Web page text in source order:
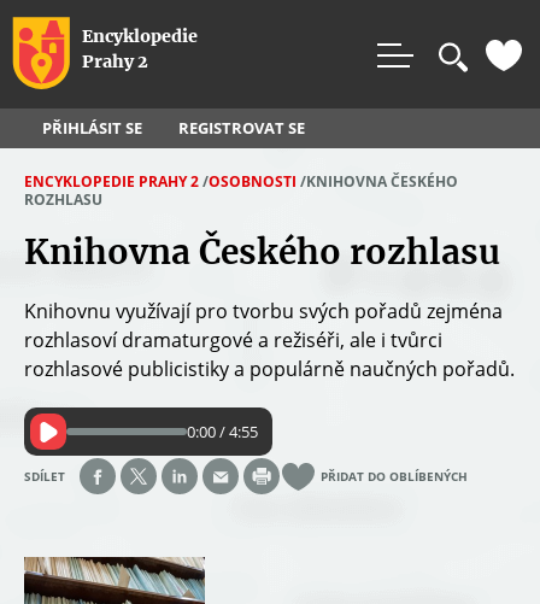
Encyklopedie
Prahy 2
PŘIHLÁSIT SE REGISTROVAT SE
S
E
Z
D
E
ENCYKLOPEDIE PRAHY 2/OSOBNOSTI /KNIHOVNA ČESKÉHO
ROZHLASU
Knihovna Českého rozhlasu
Knihovnu využívají pro tvorbu svých pořadů zejména
rozhlasoví dramaturgové a režiséři, ale i tvůrci
rozhlasové publicistiky a populárně naučných pořadů.
SDÍLET PŘIDAT DO OBLÍBENÝCH
0:00 / 4:55